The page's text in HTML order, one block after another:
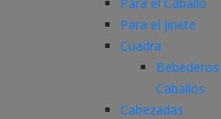
Para el Jinete
Cuadra
Caballos
Cabezadas